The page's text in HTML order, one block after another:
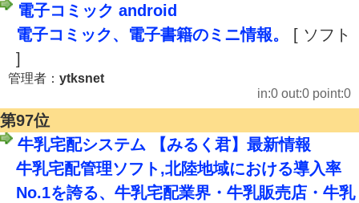
電子コミック android
電子コミック、電子書籍のミニ情報。
[ ソフト
]
管理者： ytksnet
in:0 out:0 point:0
第97位
牛乳宅配システム 【みるく君】最新情報
牛乳宅配管理ソフト,北陸地域における導入率
No.1を誇る、牛乳宅配業界・牛乳販売店・牛乳